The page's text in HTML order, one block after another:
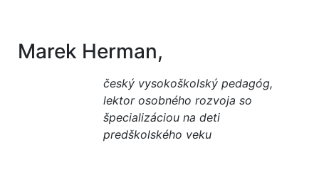
Marek Herman,
český vysokoškolský pedagóg,
lektor osobného rozvoja so
špecializáciou na deti
predškolského veku